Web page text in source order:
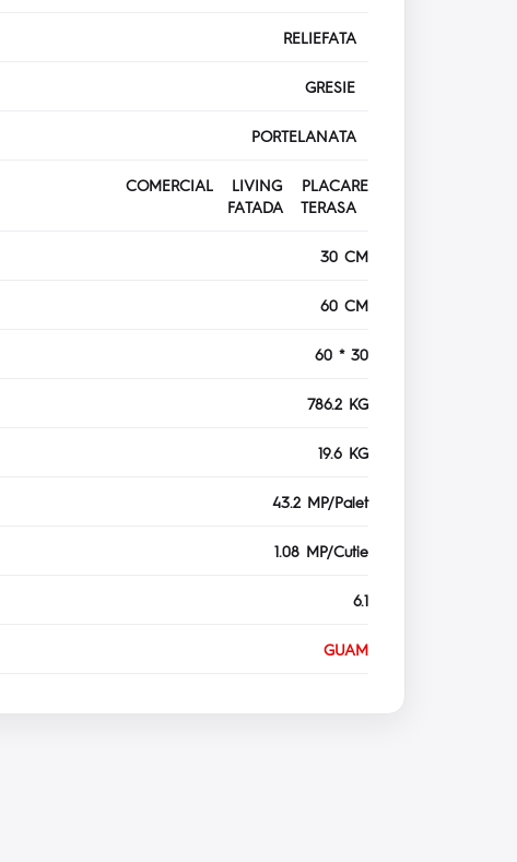
RELIEFATA
GRESIE
PORTELANATA
COMERCIAL LIVING PLACARE
FATADA TERASA
30 CM
60 CM
60 * 30
786.2 KG
19.6 KG
43.2 MP/Palet
1.08 MP/Cutie
6.1
GUAM